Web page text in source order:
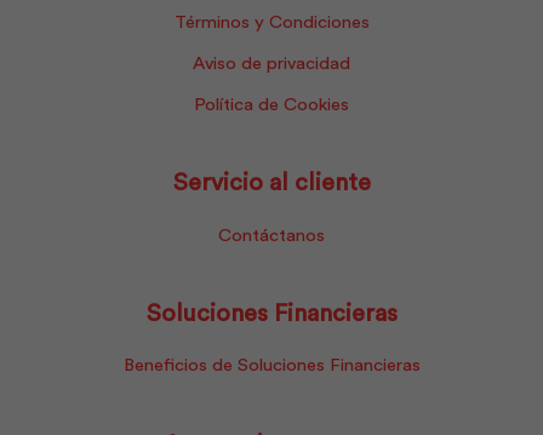
Términos y Condiciones
Aviso de privacidad
Política de Cookies
Servicio al cliente
Contáctanos
Soluciones Financieras
Beneficios de Soluciones Financieras